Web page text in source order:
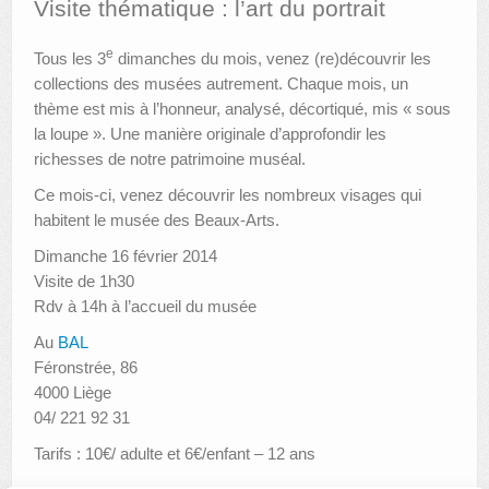
ANIMATIONS DES MUSÉES
PUBLICATIONS
LES APPELS À PROJETS
LE PORTAIL DES COLLECTIONS
Visite thématique : l’art du portrait
Tous les 3e dimanches du mois, venez (re)découvrir les
collections des musées autrement. Chaque mois, un
thème est mis à l’honneur, analysé, décortiqué, mis « sous
la loupe ». Une manière originale d’approfondir les
richesses de notre patrimoine muséal.
Ce mois-ci, venez découvrir les nombreux visages qui
habitent le musée des Beaux-Arts.
Dimanche 16 février 2014
Visite de 1h30
Rdv à 14h à l’accueil du musée
Au BAL
Féronstrée, 86
4000 Liège
04/ 221 92 31
Tarifs : 10€/ adulte et 6€/enfant – 12 ans